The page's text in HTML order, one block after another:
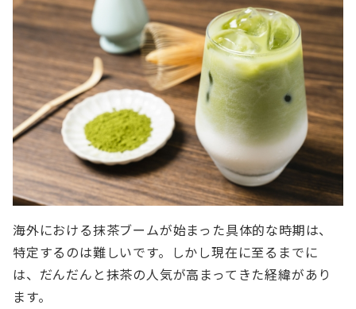
海外における抹茶ブームが始まった具体的な時期は、
特定するのは難しいです。しかし現在に至るまでに
は、だんだんと抹茶の人気が高まってきた経緯があり
ます。